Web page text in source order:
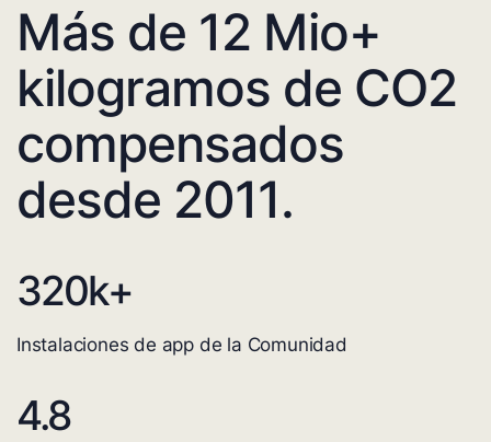
Más de 12 Mio+
kilogramos de CO2
compensados
desde 2011.
320k+
Instalaciones de app de la Comunidad
4.8